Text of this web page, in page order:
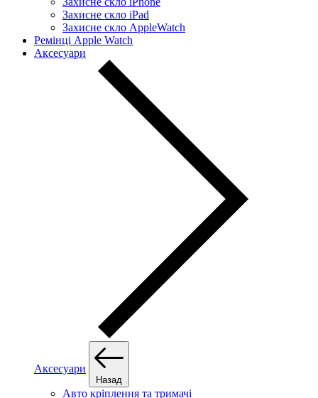
Захисне скло iPad
Захисне скло AppleWatch
Ремінці Apple Watch
Аксесуари
Аксесуари
Назад
Авто кріплення та тримачі